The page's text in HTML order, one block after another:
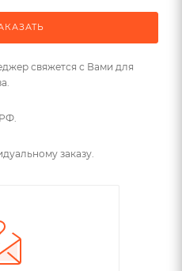
свяжется с Вами для
заказу.